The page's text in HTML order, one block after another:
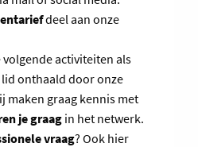
deel aan onze
activiteiten als
onthaald door onze
maken graag kennis met
je graag in het netwerk.
vraag? Ook hier